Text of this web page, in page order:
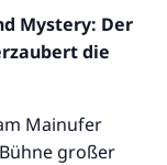
Mystery: Der
die
Mainufer
großer